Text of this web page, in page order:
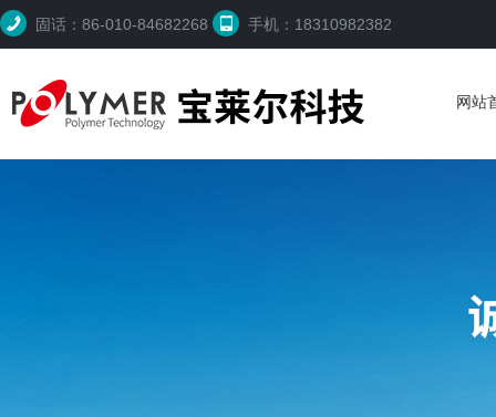
固话：86-010-84682268 手机：18310982382
网站